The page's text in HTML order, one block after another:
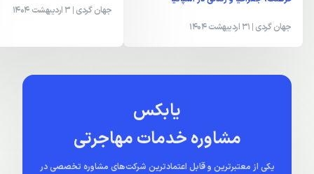
جهان گردی | 31 اردیبهشت 1404
جهان گردی | 3 اردیبهشت 1404
یابکس
مشاوره خدمات مهاجرتی
یکی از معتبرترین و قابل اعتمادترین شرکت‌های مشاوره تخصصی در